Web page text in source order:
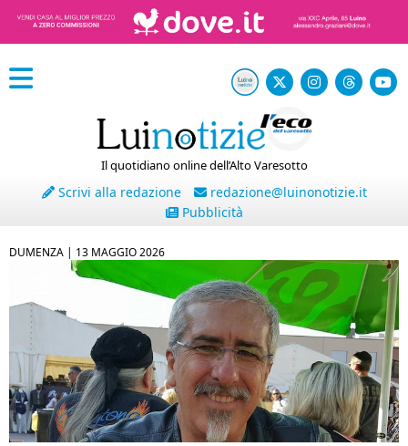
Il quotidiano online dell’Alto Varesotto
Scrivi alla redazione
redazione@luinonotizie.it
Pubblicità
DUMENZA | 13 MAGGIO 2026